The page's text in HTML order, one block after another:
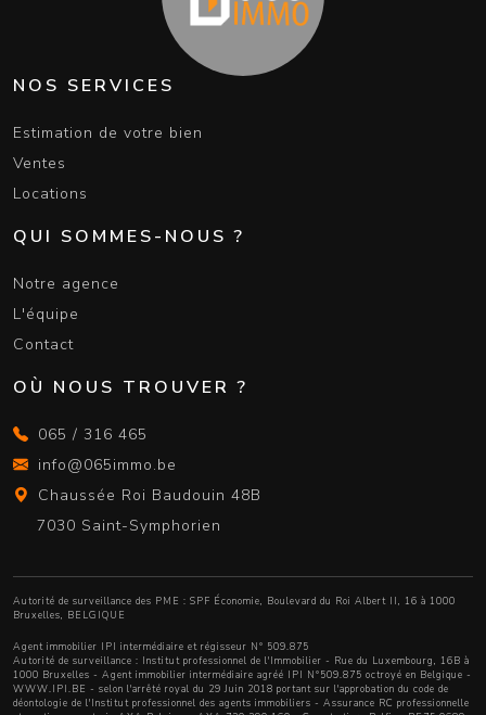
NOS SERVICES
Estimation de votre bien
Ventes
Locations
QUI SOMMES-NOUS ?
Notre agence
L'équipe
Contact
OÙ NOUS TROUVER ?
065 / 316 465
info@065immo.be
Chaussée Roi Baudouin 48B
7030 Saint-Symphorien
Autorité de surveillance des PME : SPF Économie, Boulevard du Roi Albert II, 16 à 1000
Bruxelles, BELGIQUE
Agent immobilier IPI intermédiaire et régisseur N° 509.875
Autorité de surveillance :
Institut professionnel de l'Immobilier - Rue du Luxembourg, 16B à
1000 Bruxelles - Agent immobilier intermédiaire agréé IPI N°509.875 octroyé en Belgique -
WWW.IPI.BE - selon l'arrêté royal du 29 Juin 2018 portant sur l'approbation du code de
déontologie de l'Institut professionnel des agents immobiliers - Assurance RC professionnelle